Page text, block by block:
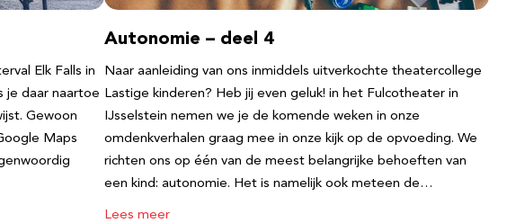
Elk Falls in
je daar naartoe
Gewoon
Maps
Autonomie – deel 4
Naar aanleiding van ons inmiddels uitverkochte theatercollege
Lastige kinderen? Heb jij even geluk! in het Fulcotheater in
IJsselstein nemen we je de komende weken in onze
omdenkverhalen graag mee in onze kijk op de opvoeding. We
richten ons op één van de meest belangrijke behoeften van
een kind: autonomie. Het is namelijk ook meteen de…
Lees meer